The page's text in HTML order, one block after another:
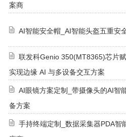
案商
AI智能安全帽_AI智能头盔五重安
联发科Genio 350(MT8365)芯片赋
实现边缘 AI 与多设备交互方案
AI眼镜方案定制_带摄像头的AI智
备方案
手持终端定制_数据采集器PDA智